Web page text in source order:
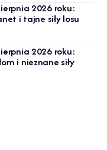
2026 roku:
i tajne siły losu
2026 roku:
i nieznane siły